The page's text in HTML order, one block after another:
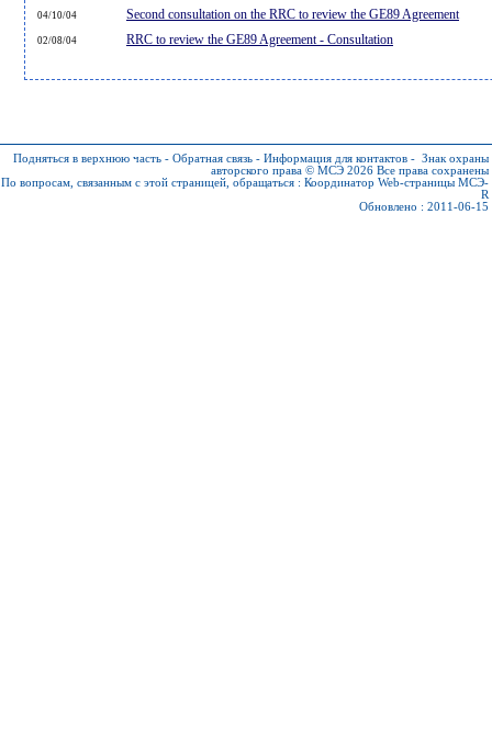
04/10/04 Second consultation on the RRC to review the GE89 Agreement
02/08/04 RRC to review the GE89 Agreement - Consultation
Подняться в верхнюю часть - Обратная связь - Информация для контактов - Знак охраны
авторского права © МСЭ 2026 Все права сохранены
По вопросам, связанным с этой страницей, обращаться : Координатор Web-страницы МСЭ-
R
Обновлено : 2011-06-15